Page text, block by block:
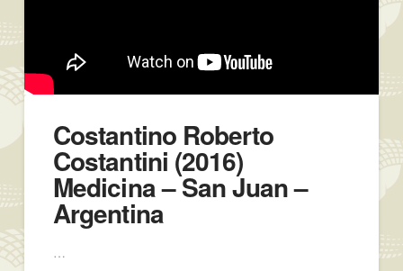
Costantino Roberto
Costantini (2016)
Medicina – San Juan –
Argentina
…